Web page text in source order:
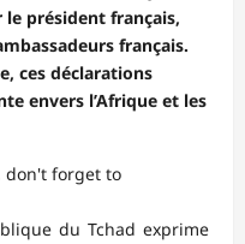
le président français,
français.
ces déclarations
envers l’Afrique et les
don't forget to
du Tchad exprime